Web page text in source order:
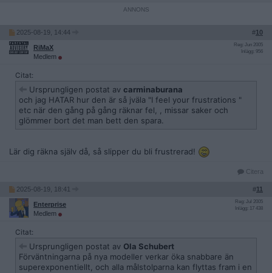
2025-08-19, 14:44 #10
RiMaX
Medlem
Reg: Jun 2005
Inlägg: 956
Citat:
Ursprungligen postat av carminaburana
och jag HATAR hur den är så jväla "I feel your frustrations "
etc när den gång på gång räknar fel, , missar saker och
glömmer bort det man bett den spara.
Lär dig räkna själv då, så slipper du bli frustrerad!
Citera
2025-08-19, 18:41 #11
Enterprise
Medlem
Reg: Jul 2005
Inlägg: 17 438
Citat:
Ursprungligen postat av Ola Schubert
Förväntningarna på nya modeller verkar öka snabbare än
superexponentiellt, och alla målstolparna kan flyttas fram i en